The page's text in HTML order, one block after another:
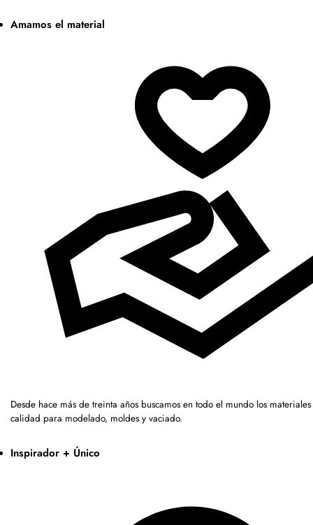
Amamos el material
Desde hace más de treinta años buscamos en todo el mundo los
calidad para modelado, moldes y vaciado.
Inspirador + Único